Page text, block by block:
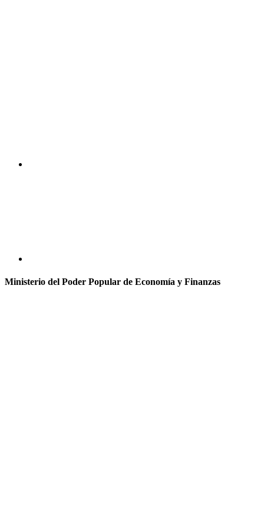
Ministerio del Poder Popular de Economía y Finanzas